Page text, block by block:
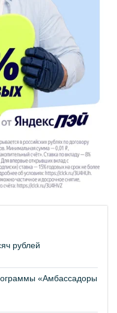
рублей
«Амбассадоры